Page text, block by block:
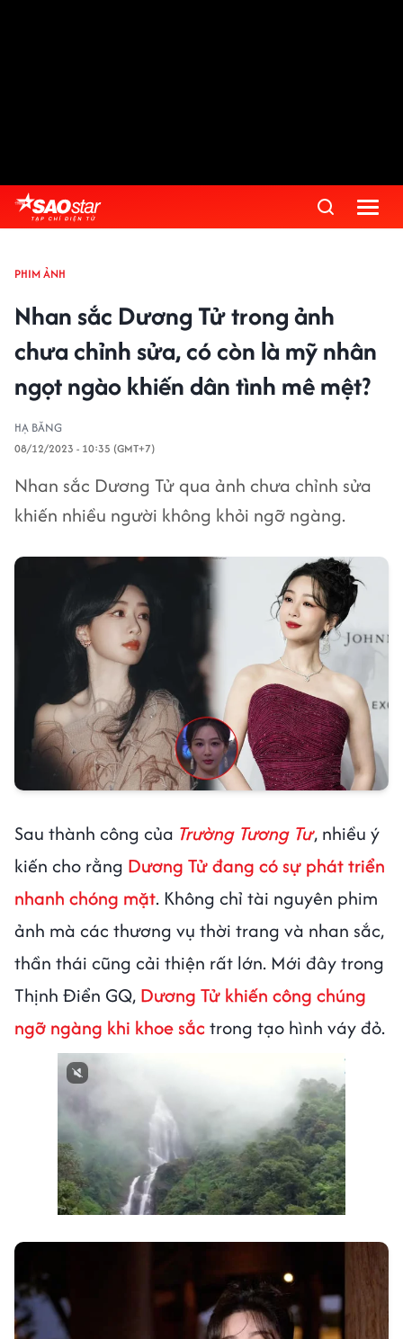
PHIM ẢNH
Nhan sắc Dương Tử trong ảnh
chưa chỉnh sửa, có còn là mỹ nhân
ngọt ngào khiến dân tình mê mệt?
HẠ BĂNG
08/12/2023 - 10:35 (GMT+7)
Nhan sắc Dương Tử qua ảnh chưa chỉnh sửa
khiến nhiều người không khỏi ngỡ ngàng.
Sau thành công của Trường Tương Tư, nhiều ý
kiến cho rằng Dương Tử đang có sự phát triển
nhanh chóng mặt. Không chỉ tài nguyên phim
ảnh mà các thương vụ thời trang và nhan sắc,
thần thái cũng cải thiện rất lớn. Mới đây trong
Thịnh Điển GQ, Dương Tử khiến công chúng
ngỡ ngàng khi khoe sắctrong tạo hình váy đỏ.